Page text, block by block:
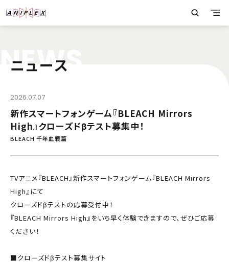
NEWS
ニュース
2026.07.07
新作スマートフォンゲーム『BLEACH Mirrors
High』クローズドβテスト募集中！
BLEACH 千年血戦篇
TVアニメ『BLEACH』新作スマートフォンゲーム『BLEACH Mirrors
High』にて
クローズドβテストの応募受付中！
『BLEACH Mirrors High』をいち早く体験できますので、ぜひご応募
ください！
■クローズドβテスト募集サイト